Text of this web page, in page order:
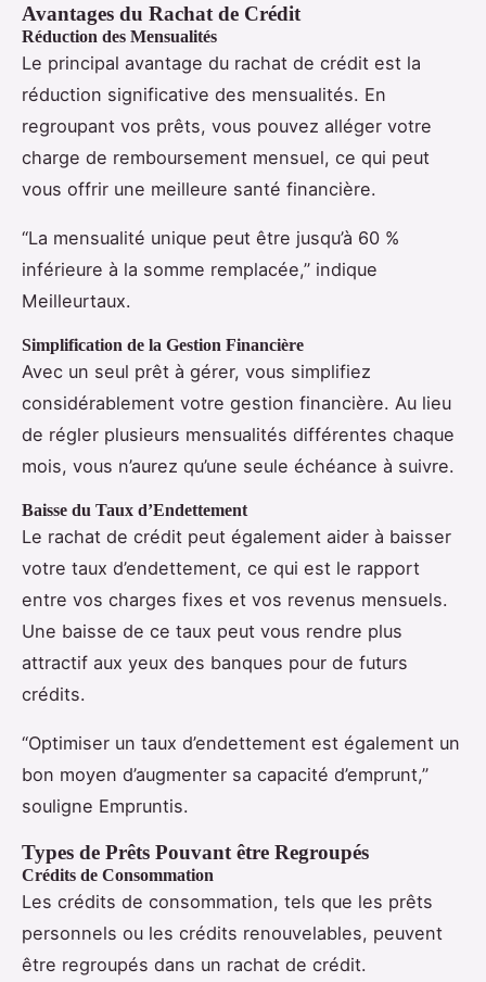
Avantages du Rachat de Crédit
Réduction des Mensualités
Le principal avantage du rachat de crédit est la
réduction significative des mensualités. En
regroupant vos prêts, vous pouvez alléger votre
charge de remboursement mensuel, ce qui peut
vous offrir une meilleure santé financière.
“La mensualité unique peut être jusqu’à 60 %
inférieure à la somme remplacée,” indique
Meilleurtaux.
Simplification de la Gestion Financière
Avec un seul prêt à gérer, vous simplifiez
considérablement votre gestion financière. Au lieu
de régler plusieurs mensualités différentes chaque
mois, vous n’aurez qu’une seule échéance à suivre.
Baisse du Taux d’Endettement
Le rachat de crédit peut également aider à baisser
votre taux d’endettement, ce qui est le rapport
entre vos charges fixes et vos revenus mensuels.
Une baisse de ce taux peut vous rendre plus
attractif aux yeux des banques pour de futurs
crédits.
“Optimiser un taux d’endettement est également un
bon moyen d’augmenter sa capacité d’emprunt,”
souligne Empruntis.
Types de Prêts Pouvant être Regroupés
Crédits de Consommation
Les crédits de consommation, tels que les prêts
personnels ou les crédits renouvelables, peuvent
être regroupés dans un rachat de crédit.